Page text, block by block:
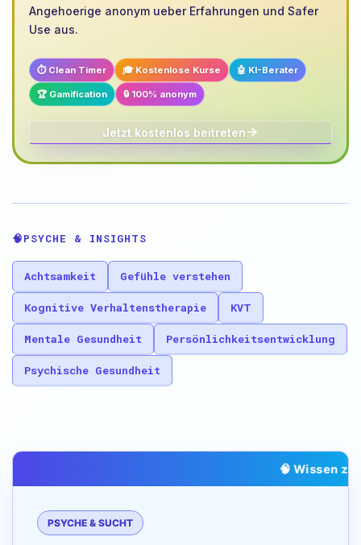
Angehoerige anonym ueber Erfahrungen und Safer
Use aus.
⏱️ Clean Timer 🎓 Kostenlose Kurse 🤖 KI-Berater
🏆 Gamification 🔒 100% anonym
Jetzt kostenlos beitreten
🧠PSYCHE & INSIGHTS
Achtsamkeit Gefühle verstehen
Kognitive Verhaltenstherapie KVT
Mentale Gesundheit Persönlichkeitsentwicklung
Psychische Gesundheit
🧠 Wissen zu
PSYCHE & SUCHT